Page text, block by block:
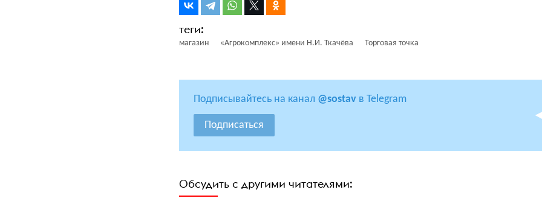
магазин «Агрокомплекс» имени Н.И. Ткачёва Торговая точка
Подписывайтесь на канал @sostav в Telegram
Подписаться
Обсудить с другими читателями: